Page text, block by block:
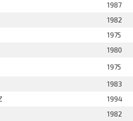
1987
1982
1975
1980
1975
1983
1994
1982